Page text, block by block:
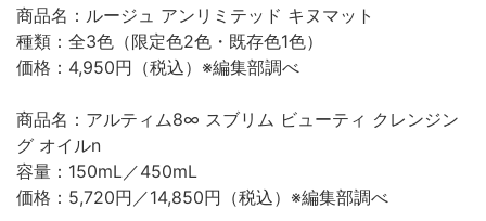
商品名：ルージュ アンリミテッド キヌマット
種類：全3色（限定色2色・既存色1色）
価格：4,950円（税込）※編集部調べ
商品名：アルティム8∞ スブリム ビューティ クレンジン
グ オイルn
容量：150mL／450mL
価格：5,720円／14,850円（税込）※編集部調べ